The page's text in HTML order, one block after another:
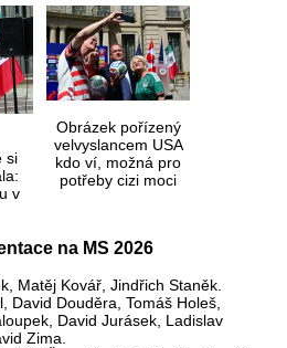
si
v
Obrázek pořízený
velvyslancem USA
kdo ví, možná pro
potřeby cizi moci
na MS 2026
Matěj Kovář, Jindřich Staněk.
Douděra, Tomáš Holeš,
David Jurásek, Ladislav
Zima.